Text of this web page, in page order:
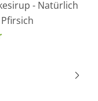
- Natürlich